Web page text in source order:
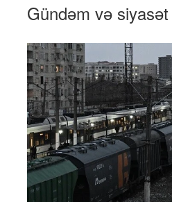
Gündəm və siyasət